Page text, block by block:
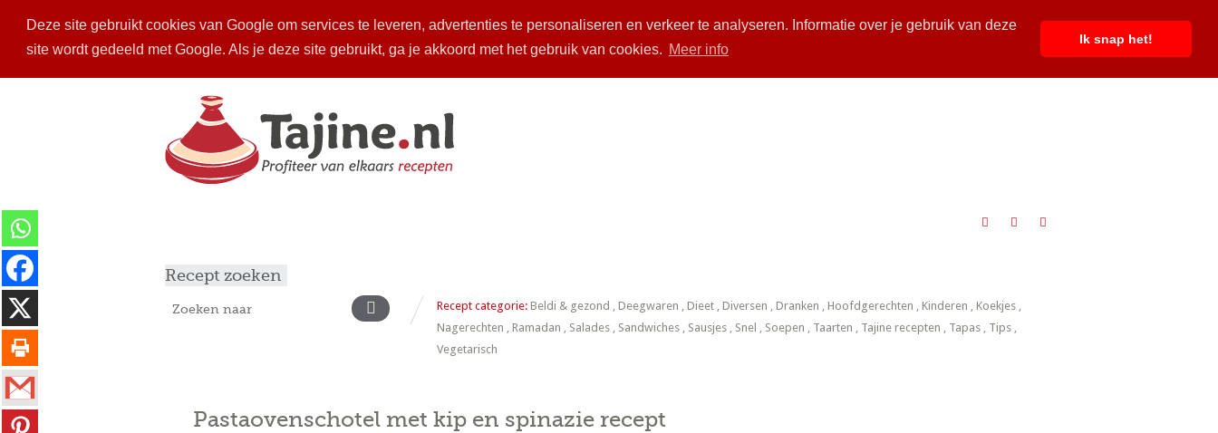
Deze site gebruikt cookies van Google om services te leveren, advertenties te personaliseren en verkeer te analyseren. Informatie over je gebruik van deze
site wordt gedeeld met Google. Als je deze site gebruikt, ga je akkoord met het gebruik van cookies. Meer info
Ik snap het!
Recept zoeken
Recept categorie: Beldi & gezond , Deegwaren , Dieet , Diversen , Dranken , Hoofdgerechten , Kinderen , Koekjes ,
Nagerechten , Ramadan , Salades , Sandwiches , Sausjes , Snel , Soepen , Taarten , Tajine recepten , Tapas , Tips ,
Vegetarisch
Pastaovenschotel met kip en spinazie recept